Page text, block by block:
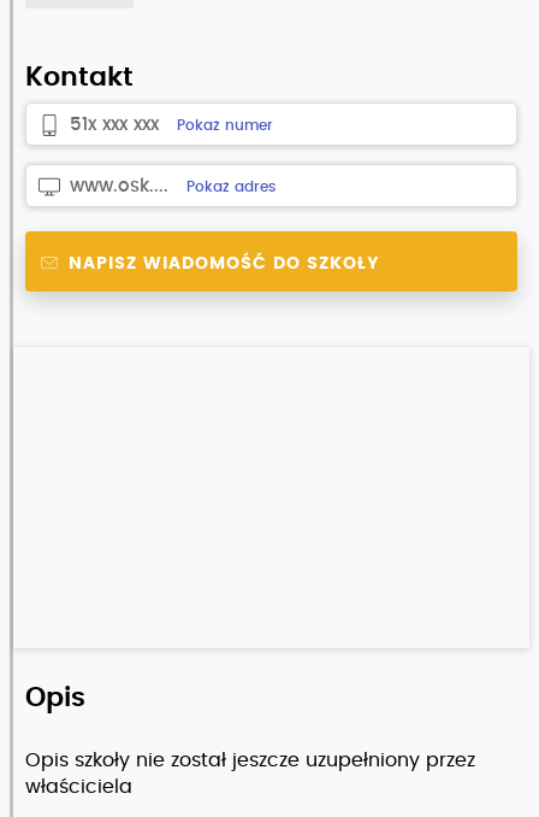
Kontakt
51x xxx xxx Pokaż numer
www.osk.... Pokaż adres
NAPISZ WIADOMOŚĆ DO SZKOŁY
Opis
Opis szkoły nie został jeszcze uzupełniony przez
właściciela